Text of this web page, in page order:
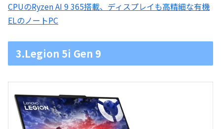
CPUのRyzen AI 9 365搭載、ディスプレイも高精細な有機
ELのノートPC
3.Legion 5i Gen 9